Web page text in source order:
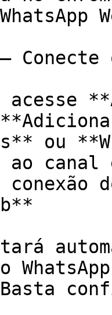
Conecte
ou
ao